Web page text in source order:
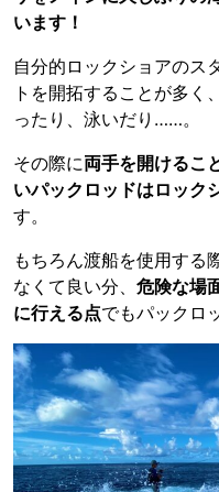
います！
自分的ロックショアのス
トを開拓することが多く
ったり、泳いだり……。
その際に両手を開けるこ
いパックロッドはロック
す。
もちろん渡船を使用する
なくて良い分、 危険な場
に行える点でもパックロ